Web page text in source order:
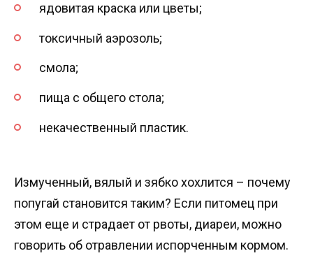
ядовитая краска или цветы;
токсичный аэрозоль;
смола;
пища с общего стола;
некачественный пластик.
Измученный, вялый и зябко хохлится – почему
попугай становится таким? Если питомец при
этом еще и страдает от рвоты, диареи, можно
говорить об отравлении испорченным кормом.